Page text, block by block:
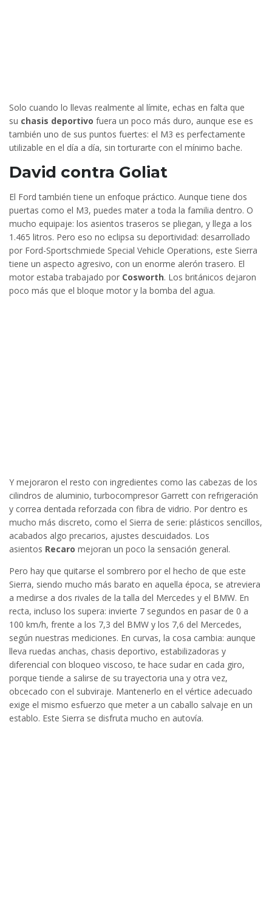
Solo cuando lo llevas realmente al límite, echas en falta que
su chasis deportivo fuera un poco más duro, aunque ese es
también uno de sus puntos fuertes: el M3 es perfectamente
utilizable en el día a día, sin torturarte con el mínimo bache.
David contra Goliat
El Ford también tiene un enfoque práctico. Aunque tiene dos
puertas como el M3, puedes mater a toda la familia dentro. O
mucho equipaje: los asientos traseros se pliegan, y llega a los
1.465 litros. Pero eso no eclipsa su deportividad: desarrollado
por Ford-Sportschmiede Special Vehicle Operations, este Sierra
tiene un aspecto agresivo, con un enorme alerón trasero. El
motor estaba trabajado por Cosworth. Los británicos dejaron
poco más que el bloque motor y la bomba del agua.
Y mejoraron el resto con ingredientes como las cabezas de los
cilindros de aluminio, turbocompresor Garrett con refrigeración
y correa dentada reforzada con fibra de vidrio. Por dentro es
mucho más discreto, como el Sierra de serie: plásticos sencillos,
acabados algo precarios, ajustes descuidados. Los
asientos Recaro mejoran un poco la sensación general.
Pero hay que quitarse el sombrero por el hecho de que este
Sierra, siendo mucho más barato en aquella época, se atreviera
a medirse a dos rivales de la talla del Mercedes y el BMW. En
recta, incluso los supera: invierte 7 segundos en pasar de 0 a
100 km/h, frente a los 7,3 del BMW y los 7,6 del Mercedes,
según nuestras mediciones. En curvas, la cosa cambia: aunque
lleva ruedas anchas, chasis deportivo, estabilizadoras y
diferencial con bloqueo viscoso, te hace sudar en cada giro,
porque tiende a salirse de su trayectoria una y otra vez,
obcecado con el subviraje. Mantenerlo en el vértice adecuado
exige el mismo esfuerzo que meter a un caballo salvaje en un
establo. Este Sierra se disfruta mucho en autovía.